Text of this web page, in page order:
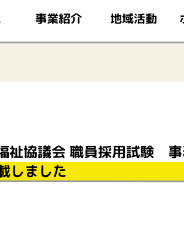
事業紹介 地域活動
祉協議会 職員採用試験
しました